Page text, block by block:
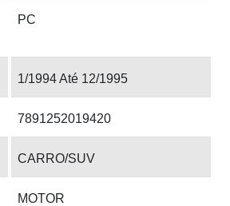
PC
1/1994 Até 12/1995
7891252019420
CARRO/SUV
MOTOR